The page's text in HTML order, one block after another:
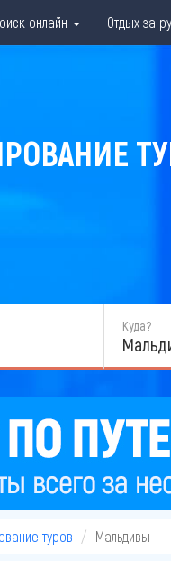
онлайн Отдых за
Куда?
туров Мальдивы